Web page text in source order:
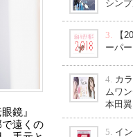
鏡』
遠くの
シン
3.
【
ーパ
4. カ
ムワ
本田
5. イ